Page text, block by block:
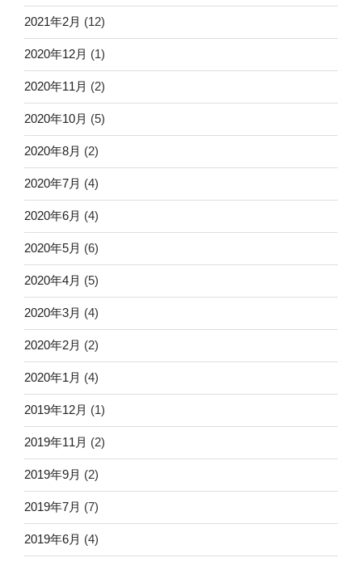
2021年2月 (12)
2020年12月 (1)
2020年11月 (2)
2020年10月 (5)
2020年8月 (2)
2020年7月 (4)
2020年6月 (4)
2020年5月 (6)
2020年4月 (5)
2020年3月 (4)
2020年2月 (2)
2020年1月 (4)
2019年12月 (1)
2019年11月 (2)
2019年9月 (2)
2019年7月 (7)
2019年6月 (4)